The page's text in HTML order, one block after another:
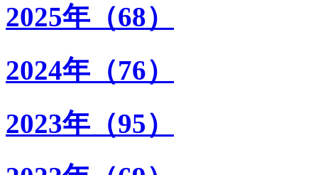
2025年（68）
2024年（76）
2023年（95）